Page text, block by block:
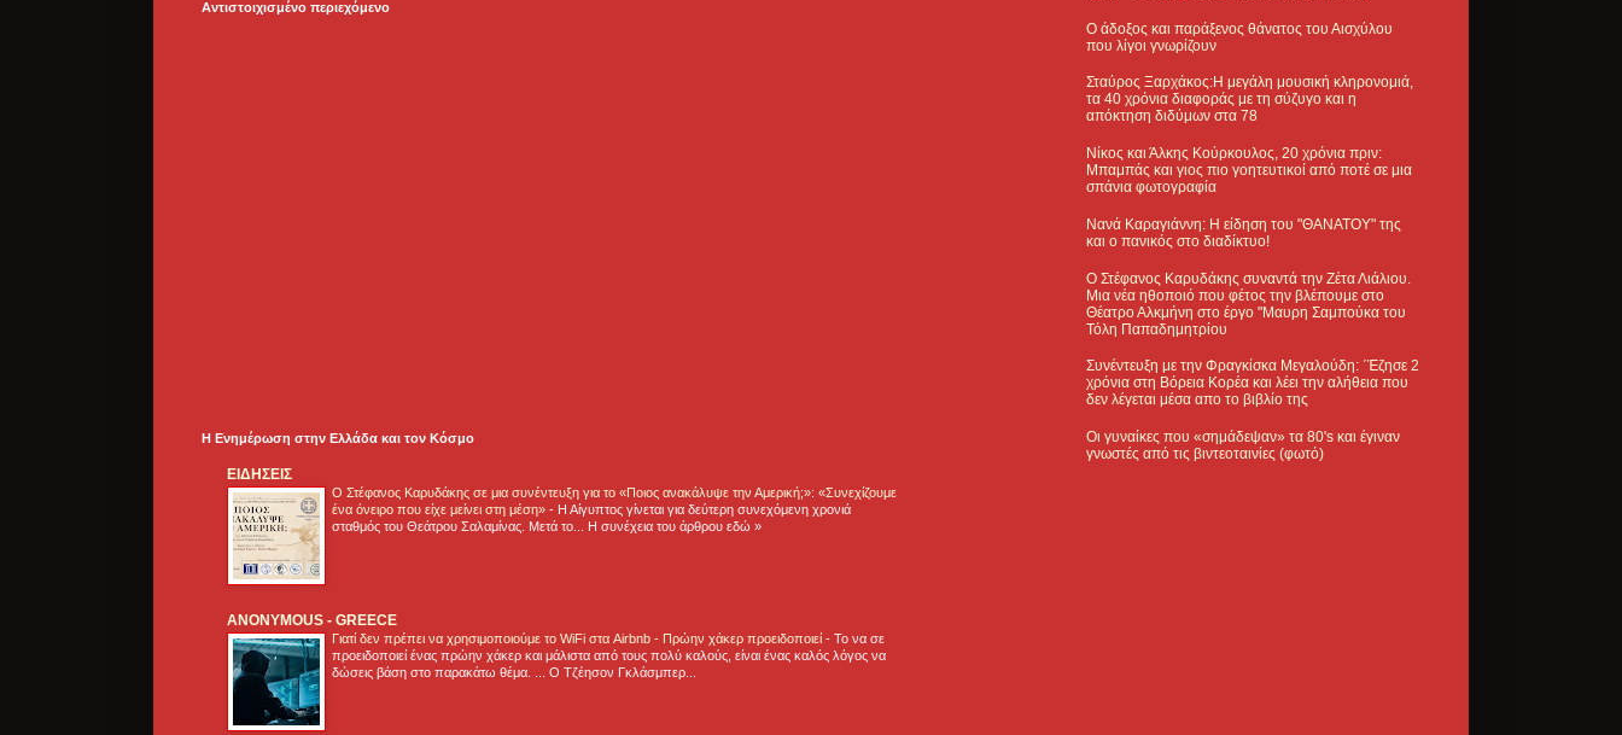
Αντιστοιχισμένο περιεχόμενο
Η Ενημέρωση στην Ελλάδα και τoν Κόσμο
ΕΙΔΗΣΕΙΣ
Ο Στέφανος Καρυδάκης σε μια συνέντευξη για το «Ποιος ανακάλυψε την Αμερική;»: «Συνεχίζουμε
ένα όνειρο που είχε μείνει στη μέση» - Η Αίγυπτος γίνεται για δεύτερη συνεχόμενη χρονιά
σταθμός του Θεάτρου Σαλαμίνας. Μετά το... Η συνέχεια του άρθρου εδώ »
ANONYMOUS - GREECE
Γιατί δεν πρέπει να χρησιμοποιούμε το WiFi στα Airbnb - Πρώην χάκερ προειδοποιεί- Το να σε
προειδοποιεί ένας πρώην χάκερ και μάλιστα από τους πολύ καλούς, είναι ένας καλός λόγος να
δώσεις βάση στο παρακάτω θέμα. ... Ο Τζέησον Γκλάσμπερ...
Ο άδοξος και παράξενος θάνατος του Αισχύλου
που λίγοι γνωρίζουν
Σταύρος Ξαρχάκος:Η μεγάλη μουσική κληρονομιά,
τα 40 χρόνια διαφοράς με τη σύζυγο και η
απόκτηση διδύμων στα 78
Νίκος και Άλκης Κούρκουλος, 20 χρόνια πριν:
Μπαμπάς και γιος πιο γοητευτικοί από ποτέ σε μια
σπάνια φωτογραφία
Νανά Καραγιάννη: Η είδηση του "ΘΑΝΑΤΟΥ" της
και ο πανικός στο διαδίκτυο!
Ο Στέφανος Καρυδάκης συναντά την Ζέτα Λιάλιου.
Μια νέα ηθοποιό που φέτος την βλέπουμε στο
Θέατρο Αλκμήνη στο έργο "Μαυρη Σαμπούκα του
Τόλη Παπαδημητρίου
Συνέντευξη με την Φραγκίσκα Μεγαλούδη: ΄Έζησε 2
χρόνια στη Βόρεια Κορέα και λέει την αλήθεια που
δεν λέγεται μέσα απο το βιβλίο της
Οι γυναίκες που «σημάδεψαν» τα 80's και έγιναν
γνωστές από τις βιντεοταινίες (φωτό)